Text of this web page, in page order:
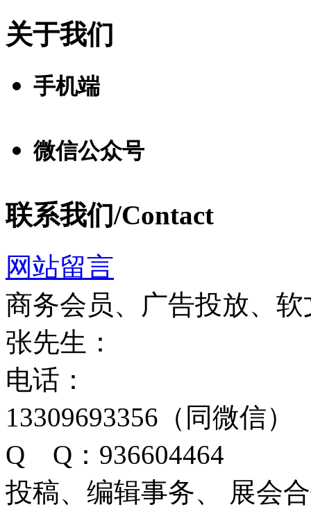
关于我们
手机端
微信公众号
联系我们/Contact
网站留言
商务会员、广告投放、软
张先生：
电话：
13309693356（同微信）
Q Q：936604464
投稿、编辑事务、 展会